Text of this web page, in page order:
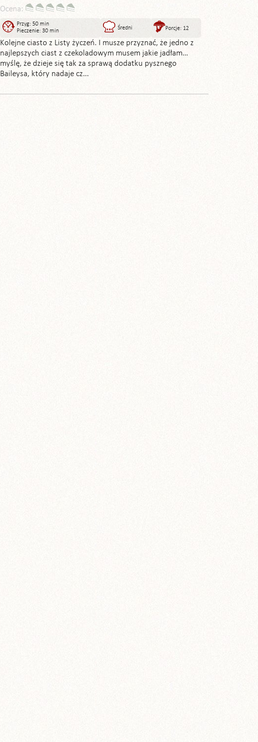
Ocena:
Przyg: 50 min
Pieczenie: 30 min
Średni Porcje: 12
Kolejne ciasto z Listy życzeń. I musze przyznać, że jedno z
najlepszych ciast z czekoladowym musem jakie jadłam…
myślę, że dzieje się tak za sprawą dodatku pysznego
Baileysa, który nadaje cz...